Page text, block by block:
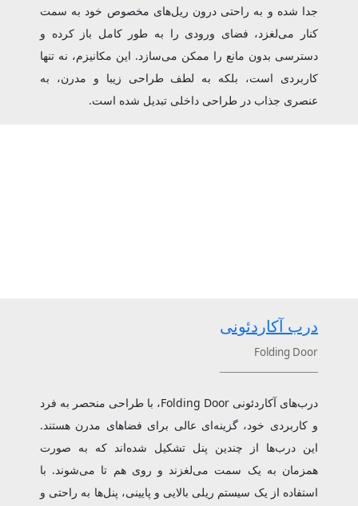
جدا شده و به راحتی درون ریل‌های مخصوص خود به سمت
کنار می‌لغزد، فضای ورودی را به طور کامل باز کرده و
دسترسی بدون مانع را ممکن می‌سازد. این مکانیزم، نه تنها
کاربردی است، بلکه به لطف طراحی زیبا و مدرن، به
عنصری جذاب در طراحی داخلی تبدیل شده است.
درب آکاردئونی
Folding Door
درب‌های آکاردئونی Folding Door، با طراحی منحصر به‌ فرد
و کاربردی خود، گزینه‌ای عالی برای فضاهای مدرن هستند.
این درب‌ها از چندین پنل تشکیل شده‌اند که به صورت
همزمان به یک سمت می‌لغزند و روی هم تا می‌شوند. با
استفاده از یک سیستم ریلی بالایی و پایینی، پنل‌ها به راحتی و